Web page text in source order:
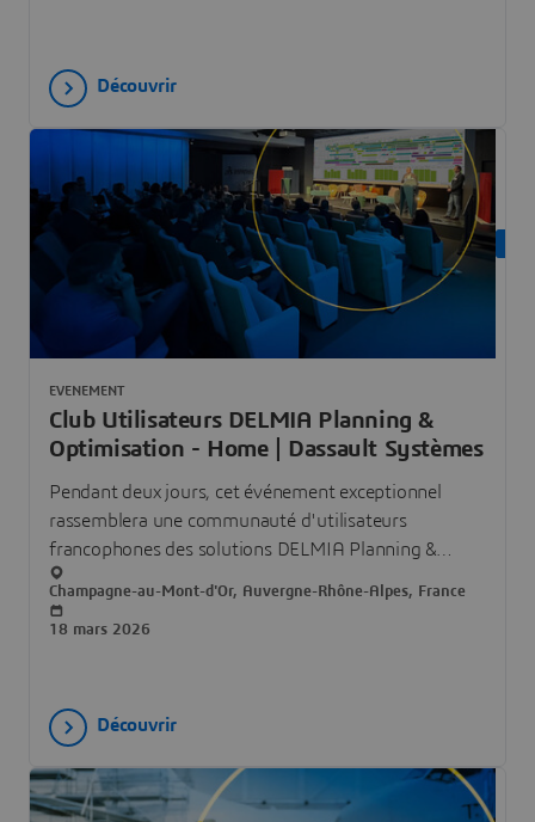
Découvrir
Club Utilisateurs DELMIA Planning &
Optimisation - Home | Dassault Systèmes
Pendant deux jours, cet événement exceptionnel
rassemblera une communauté d'utilisateurs
francophones des solutions DELMIA Planning &
Optimisation.
EVENEMENT
Champagne-au-Mont-d'Or, Auvergne-Rhône-Alpes, France
18 mars 2026
Découvrir